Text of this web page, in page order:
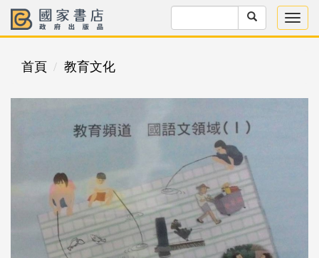
首頁 教育文化